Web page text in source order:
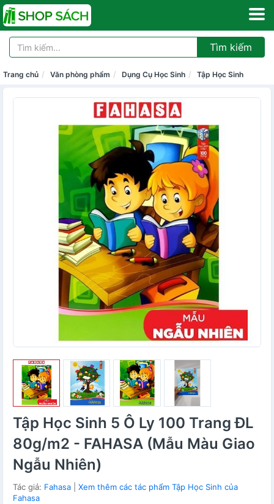
Tìm kiếm
Trang chủ Văn phòng phẩm Dụng Cụ Học Sinh Tập Học Sinh
Tập Học Sinh 5 Ô Ly 100 Trang ĐL
80g/m2 - FAHASA (Mẫu Màu Giao
Ngẫu Nhiên)
Tác giả: Fahasa
Xem thêm các tác phẩm Tập Học Sinh của
Fahasa